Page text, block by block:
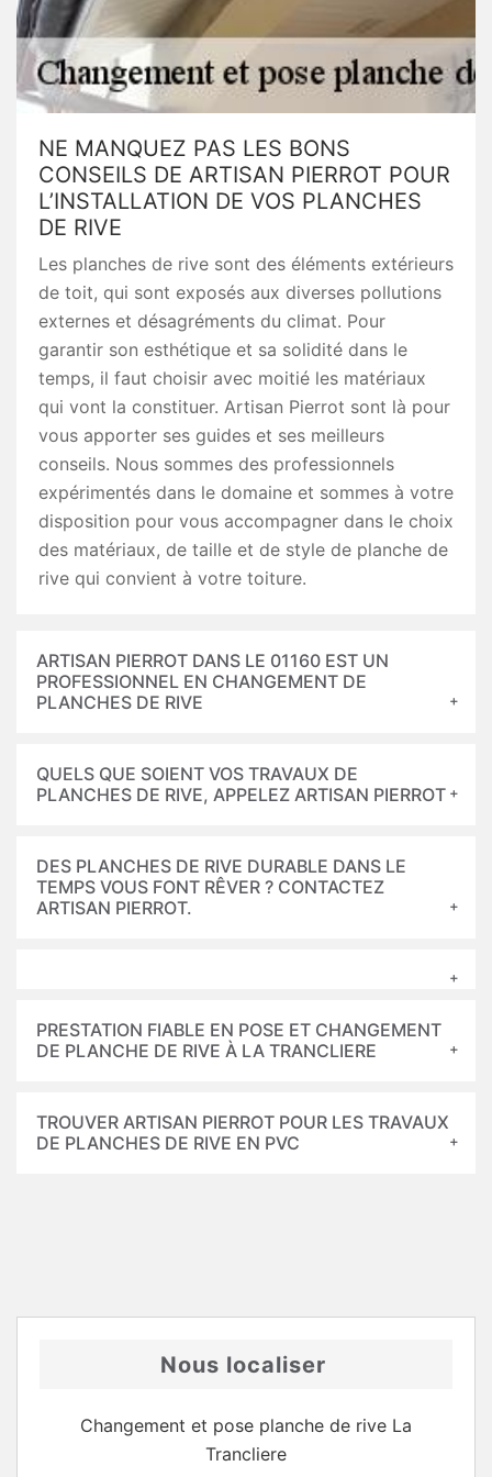
NE MANQUEZ PAS LES BONS
CONSEILS DE ARTISAN PIERROT POUR
L’INSTALLATION DE VOS PLANCHES
DE RIVE
Les planches de rive sont des éléments extérieurs
de toit, qui sont exposés aux diverses pollutions
externes et désagréments du climat. Pour
garantir son esthétique et sa solidité dans le
temps, il faut choisir avec moitié les matériaux
qui vont la constituer. Artisan Pierrot sont là pour
vous apporter ses guides et ses meilleurs
conseils. Nous sommes des professionnels
expérimentés dans le domaine et sommes à votre
disposition pour vous accompagner dans le choix
des matériaux, de taille et de style de planche de
rive qui convient à votre toiture.
ARTISAN PIERROT DANS LE 01160 EST UN
PROFESSIONNEL EN CHANGEMENT DE
PLANCHES DE RIVE
QUELS QUE SOIENT VOS TRAVAUX DE
PLANCHES DE RIVE, APPELEZ ARTISAN PIERROT
DES PLANCHES DE RIVE DURABLE DANS LE
TEMPS VOUS FONT RÊVER ? CONTACTEZ
ARTISAN PIERROT.
PRESTATION FIABLE EN POSE ET CHANGEMENT
DE PLANCHE DE RIVE À LA TRANCLIERE
TROUVER ARTISAN PIERROT POUR LES TRAVAUX
DE PLANCHES DE RIVE EN PVC
Nous localiser
Changement et pose planche de rive La
Trancliere